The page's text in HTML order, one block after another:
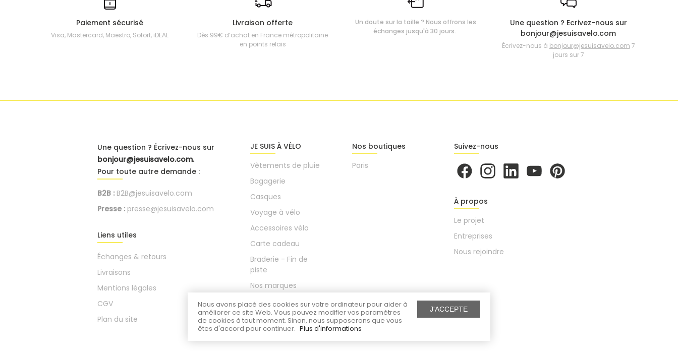
J'ACCEPTE
Nous avons placé des cookies sur votre ordinateur pour aider à
améliorer ce site Web. Vous pouvez modifier vos paramètres
de cookies à tout moment. Sinon, nous supposerons que vous
êtes d'accord pour continuer. Plus d'informations
Paiement sécurisé
Visa, Mastercard, Maestro, Sofort, iDEAL
Livraison offerte
Dès 99€ d’achat en France métropolitaine
en points relais
Un doute sur la taille ? Nous offrons les
échanges jusqu'à 30 jours.
Une question ? Ecrivez-nous sur
bonjour@jesuisavelo.com
Écrivez-nous à bonjour@jesuisavelo.com 7
jours sur 7
Une question ? Écrivez-nous sur
bonjour@jesuisavelo.com.
Pour toute autre demande :
B2B : B2B@jesuisavelo.com
Presse : presse@jesuisavelo.com
Liens utiles
Échanges & retours
Livraisons
Mentions légales
CGV
Plan du site
JE SUIS À VÉLO
Vêtements de pluie
Bagagerie
Casques
Voyage à vélo
Accessoires vélo
Carte cadeau
Braderie - Fin de
piste
Nos marques
Le blog
Nos boutiques
Paris
Suivez-nous
À propos
Le projet
Entreprises
Nous rejoindre